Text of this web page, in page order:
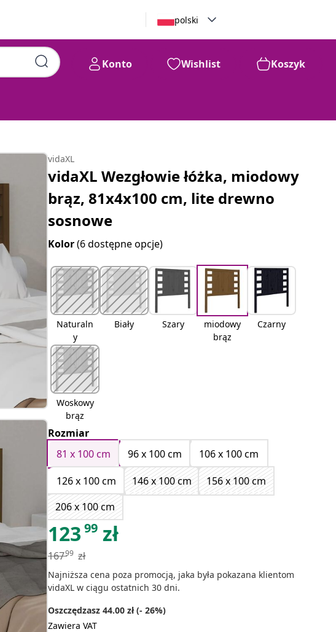
polski
Konto Wishlist Koszyk
vidaXL
vidaXL Wezgłowie łóżka, miodowy
brąz, 81x4x100 cm, lite drewno
sosnowe
Kolor(6 dostępne opcje)
Naturaln
y
Biały Szary
miodowy
brąz
Czarny
Woskowy
brąz
Rozmiar
81 x 100 cm
96 x 100 cm
106 x 100 cm
126 x 100 cm
146 x 100 cm
156 x 100 cm
206 x 100 cm
123 99 zł
16799 zł
Najniższa cena poza promocją, jaka była pokazana klientom
vidaXL w ciągu ostatnich 30 dni.
Oszczędzasz 44.00 zł (- 26%)
Zawiera VAT